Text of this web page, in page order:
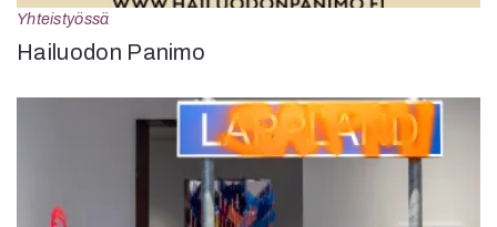
Yhteistyössä
Hailuodon Panimo